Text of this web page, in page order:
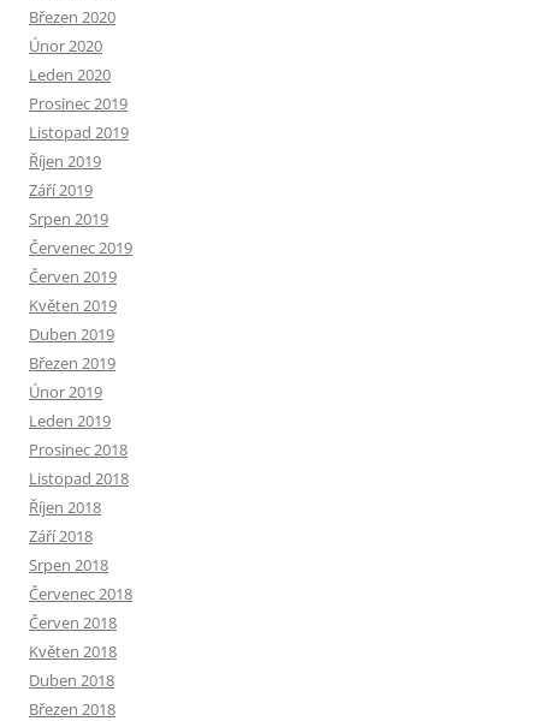
Březen 2020
Únor 2020
Leden 2020
Prosinec 2019
Listopad 2019
Říjen 2019
Září 2019
Srpen 2019
Červenec 2019
Červen 2019
Květen 2019
Duben 2019
Březen 2019
Únor 2019
Leden 2019
Prosinec 2018
Listopad 2018
Říjen 2018
Září 2018
Srpen 2018
Červenec 2018
Červen 2018
Květen 2018
Duben 2018
Březen 2018